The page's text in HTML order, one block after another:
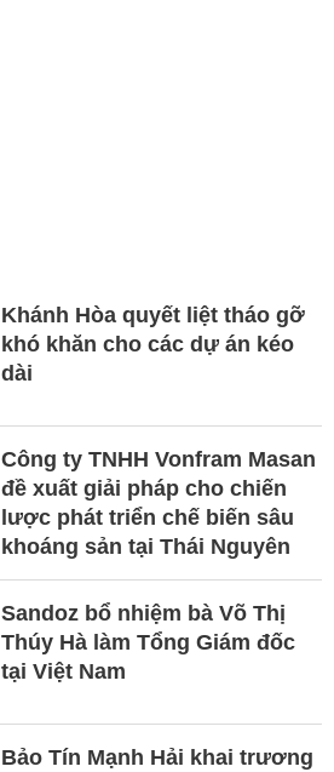
Khánh Hòa quyết liệt tháo gỡ
khó khăn cho các dự án kéo
dài
Công ty TNHH Vonfram Masan
đề xuất giải pháp cho chiến
lược phát triển chế biến sâu
khoáng sản tại Thái Nguyên
Sandoz bổ nhiệm bà Võ Thị
Thúy Hà làm Tổng Giám đốc
tại Việt Nam
Bảo Tín Mạnh Hải khai trương